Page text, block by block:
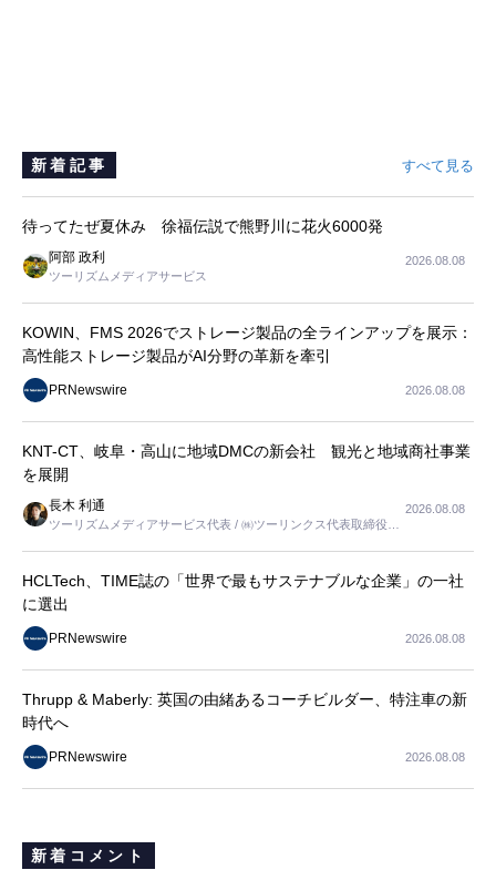
新着記事 すべて見る
待ってたぜ夏休み 徐福伝説で熊野川に花火6000発
阿部 政利
ツーリズムメディアサービス
2026.08.08
KOWIN、FMS 2026でストレージ製品の全ラインアップを展示：
高性能ストレージ製品がAI分野の革新を牽引
PRNewswire 2026.08.08
KNT-CT、岐阜・高山に地域DMCの新会社 観光と地域商社事業
を展開
長木 利通
ツーリズムメディアサービス代表 / ㈱ツーリンクス代表取締役社
2026.08.08
HCLTech、TIME誌の「世界で最もサステナブルな企業」の一社
に選出
PRNewswire 2026.08.08
Thrupp & Maberly: 英国の由緒あるコーチビルダー、特注車の新
時代へ
PRNewswire 2026.08.08
新着コメント